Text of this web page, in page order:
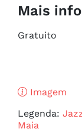
Mais
Gratuito
Imagem
Legenda:
Maia